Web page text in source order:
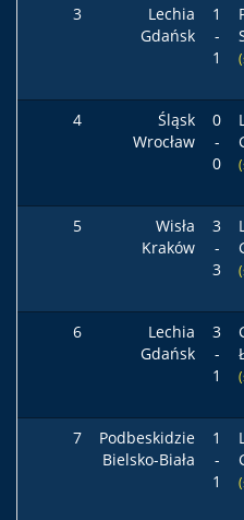
3
Lechia
Gdańsk
1
-
1
4
Śląsk
Wrocław
0
-
0
5
Wisła
Kraków
3
-
3
6
Lechia
Gdańsk
3
-
1
7
Podbeskidzie
Bielsko-Biała
1
-
1